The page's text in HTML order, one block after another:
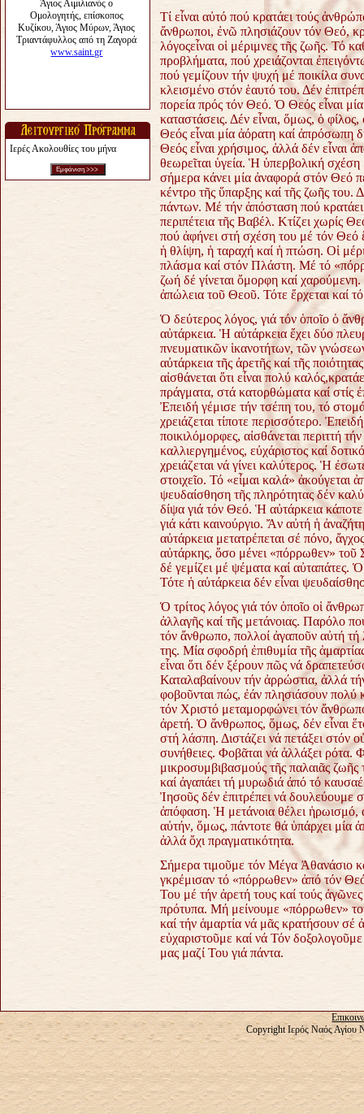
Ιερές Ακολουθίες του μήνα
Τί εἶναι αὐτό πού κρατάει τούς
ἄνθρωποι, ἐνῶ πλησιάζουν τόν Θεό,
λόγοςεἶναι οἱ μέριμνες τῆς ζωῆς. Τό
προβλήματα, πού χρειάζονται
πού γεμίζουν τήν ψυχή μέ ποικίλα
κλεισμένο στόν ἑαυτό του. Δέν
πορεία πρός τόν Θεό. Ὁ Θεός εἶναι
καταστάσεις. Δέν εἶναι, ὅμως, ὁ
Θεός εἶναι μία ἀόρατη καί ἀπρόσωπη
Θεός εἶναι χρήσιμος, ἀλλά δέν εἶναι
θεωρεῖται ὑγεία. Ἡ ὑπερβολική
σήμερα κάνει μία ἀναφορά στόν Θεό
κέντρο τῆς ὕπαρξης καί τῆς ζωῆς του.
πάντων. Μέ τήν ἀπόσταση πού
περιπέτεια τῆς Βαβέλ. Κτίζει χωρίς
πού ἀφήνει στή σχέση του μέ τόν Θεό
ἡ θλίψη, ἡ ταραχή καί ἡ πτώση. Οἱ
πλάσμα καί στόν Πλάστη. Μέ τό
ζωή δέ γίνεται ὄμορφη καί
ἀπώλεια τοῦ Θεοῦ. Τότε ἔρχεται καί
Ὁ δεύτερος λόγος, γιά τόν ὁποῖο ὁ
αὐτάρκεια. Ἡ αὐτάρκεια ἔχει δύο
πνευματικῶν ἱκανοτήτων, τῶν
αὐτάρκεια τῆς ἀρετῆς καί τῆς
αἰσθάνεται ὅτι εἶναι πολύ
πράγματα, στά κατορθώματα καί στίς
Ἐπειδή γέμισε τήν τσέπη του, τό
χρειάζεται τίποτε περισσότερο.
ποικιλόμορφες, αἰσθάνεται περιττή
καλλιεργημένος, εὐχάριστος καί
χρειάζεται νά γίνει καλύτερος. Ἡ
στοιχεῖο. Τό «εἶμαι καλά»
ψευδαίσθηση τῆς πληρότητας δέν
δίψα γιά τόν Θεό. Ἡ αὐτάρκεια κάποτε
γιά κάτι καινούργιο. Ἄν αὐτή ἡ
αὐτάρκεια μετατρέπεται σέ πόνο,
αὐτάρκης, ὅσο μένει «πόρρωθεν»
δέ γεμίζει μέ ψέματα καί αὐταπάτες.
Τότε ἡ αὐτάρκεια δέν εἶναι
Ὁ τρίτος λόγος γιά τόν ὁποῖο οἱ
ἀλλαγῆς καί τῆς μετάνοιας. Παρόλο
τόν ἄνθρωπο, πολλοί ἀγαποῦν αὐτή τή
της. Μία σφοδρή ἐπιθυμία τῆς
εἶναι ὅτι δέν ξέρουν πῶς νά
Καταλαβαίνουν τήν ἀρρώστια, ἀλλά
φοβοῦνται πώς, ἐάν πλησιάσουν
τόν Χριστό μεταμορφώνει τόν
ἀρετή. Ὁ ἄνθρωπος, ὅμως, δέν εἶναι
στή λάσπη. Διστάζει νά πετάξει στόν
συνήθειες. Φοβᾶται νά ἀλλάξει ρότα.
μικροσυμβιβασμούς τῆς παλαιᾶς
καί ἀγαπάει τή μυρωδιά ἀπό τό
Ἰησοῦς δέν ἐπιτρέπει νά δουλεύουμε
ἀπόφαση. Ἡ μετάνοια θέλει ἡρωισμό,
αὐτήν, ὅμως, πάντοτε θά ὑπάρχει μία
ἀλλά ὄχι πραγματικότητα.
Σήμερα τιμοῦμε τόν Μέγα Ἀθανάσιο
γκρέμισαν τό «πόρρωθεν» ἀπό τόν
Του μέ τήν ἀρετή τους καί τούς
πρότυπα. Μή μείνουμε «πόρρωθεν»
καί τήν ἁμαρτία νά μᾶς κρατήσουν
εὐχαριστοῦμε καί νά Τόν
μας μαζί Του γιά πάντα.
Copyright Ιερός Ναός Αγίου